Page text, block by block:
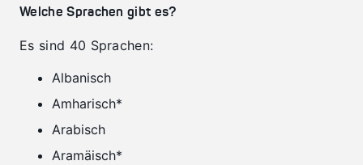
Welche Sprachen gibt es?
Es sind 40 Sprachen:
Albanisch
Amharisch*
Arabisch
Aramäisch*